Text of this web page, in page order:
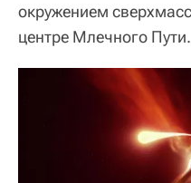
окружением
центре Млечного Пути.